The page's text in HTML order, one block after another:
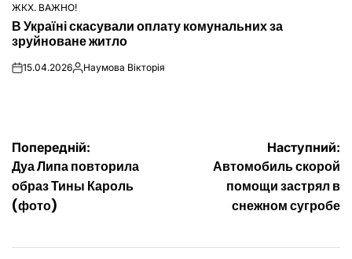
ОПУБЛІКУВАТИ
У
ЖКХ. ВАЖНО!
В Україні скасували оплату комунальних за
зруйноване житло
on15.04.2026Опубліковано
Наумова Вікторія
Навігація
записів
Попередній:
Дуа Липа повторила
образ Тины Кароль
(фото)
Наступний:
Автомобиль скорой
помощи застрял в
снежном сугробе